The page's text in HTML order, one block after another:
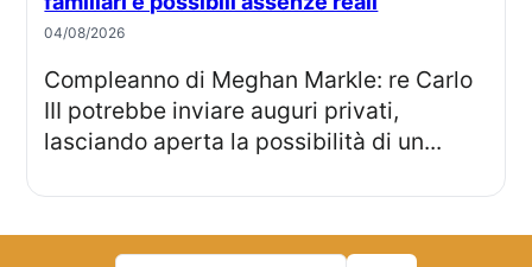
04/08/2026
Compleanno di Meghan Markle: re Carlo
III potrebbe inviare auguri privati,
lasciando aperta la possibilità di un...